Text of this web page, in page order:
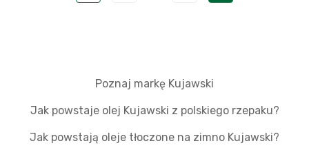
Poznaj markę Kujawski
Jak powstaje olej Kujawski z polskiego rzepaku?
Jak powstają oleje tłoczone na zimno Kujawski?